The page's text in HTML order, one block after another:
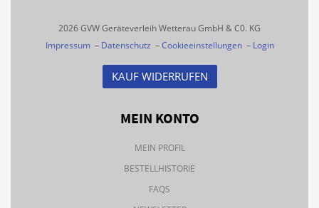
2026 GVW Geräteverleih Wetterau GmbH & C0. KG
Impressum– Datenschutz –Cookieeinstellungen– Login
KAUF WIDERRUFEN
MEIN KONTO
MEIN PROFIL
BESTELLHISTORIE
FAQS